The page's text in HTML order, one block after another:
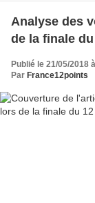
Analyse des
de la finale
Publié le 21/05/2018
Par France12points